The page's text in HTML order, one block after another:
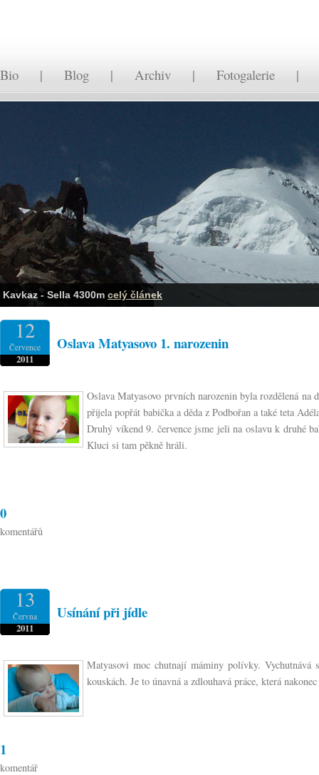
Bio | Blog | Archiv | Fotogalerie
Kavkaz - Sella 4300m celý článek
12
Července
2011
Oslava Matyasovo 1. narozenin
Oslava Matyasovo prvních narozenin byla rozdělená
přijela popřát babička a děda z Podbořan a také teta
Druhý víkend 9. července jsme jeli na oslavu k druhé
Kluci si tam pěkně hráli.
0
komentářů
13
Června
2011
Usínání při jídle
Matyasovi moc chutnají máminy polívky.
kouskách. Je to únavná a zdlouhavá práce, která
1
komentář